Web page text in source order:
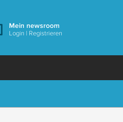
Mein newsroom
Login | Registrieren